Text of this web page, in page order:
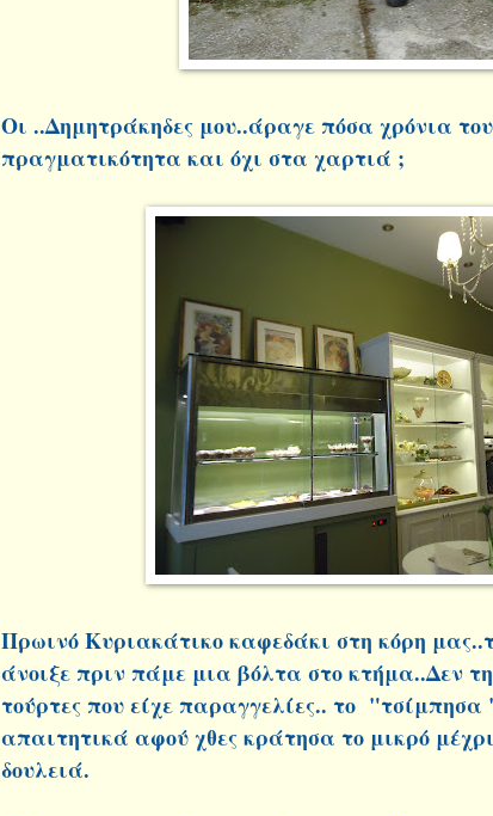
Οι ..Δημητράκηδες μου..άραγε πόσα χρόνια
πραγματικότητα και όχι στα χαρτιά ;
Πρωινό Κυριακάτικο καφεδάκι στη κόρη
άνοιξε πριν πάμε μια βόλτα στο κτήμα..Δεν
τούρτες που είχε παραγγελίες.. το
απαιτητικά αφού χθες κράτησα το μικρό
δουλειά.